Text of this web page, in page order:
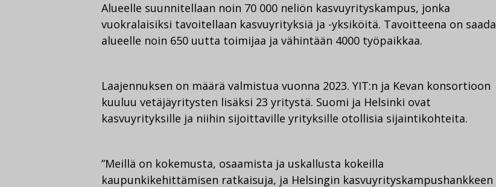
Alueelle suunnitellaan noin 70 000 neliön kasvuyrityskampus, jonka
vuokralaisiksi tavoitellaan kasvuyrityksiä ja -yksiköitä. Tavoitteena on saada
alueelle noin 650 uutta toimijaa ja vähintään 4000 työpaikkaa.
Laajennuksen on määrä valmistua vuonna 2023. YIT:n ja Kevan konsortioon
kuuluu vetäjäyritysten lisäksi 23 yritystä. Suomi ja Helsinki ovat
kasvuyrityksille ja niihin sijoittaville yrityksille otollisia sijaintikohteita.
”Meillä on kokemusta, osaamista ja uskallusta kokeilla
kaupunkikehittämisen ratkaisuja, ja Helsingin kasvuyrityskampushankkeen